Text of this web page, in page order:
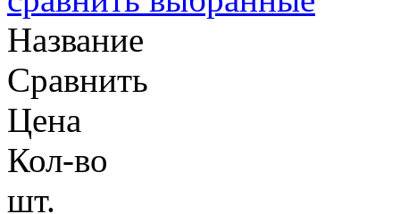
Название
Сравнить
Цена
Кол-во
шт.